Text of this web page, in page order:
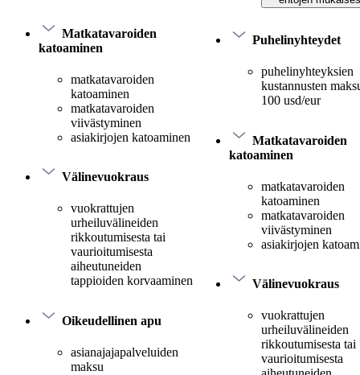
Matkatavaroiden
katoaminen
matkatavaroiden
katoaminen
matkatavaroiden
viivästyminen
asiakirjojen katoaminen
Välinevuokraus
vuokrattujen
urheiluvälineiden
rikkoutumisesta tai
vaurioitumisesta
aiheutuneiden
tappioiden korvaaminen
Oikeudellinen apu
asianajajapalveluiden
maksu
Puhelinyhteydet
puhelinyhteyksien
kustannusten
100 usd/eur
Matkatavaroiden
katoaminen
matkatavaroiden
katoaminen
matkatavaroiden
viivästyminen
asiakirjojen
Välinevuokraus
vuokrattujen
urheiluvälineiden
rikkoutumisesta tai
vaurioitumisesta